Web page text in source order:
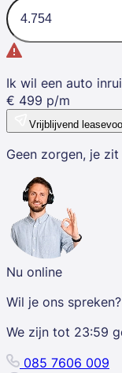
Ik wil een auto
€ 499 p/m
Vrijblijvend
Geen zorgen, je
Nu online
Wil je ons spreken?
We zijn tot 23:59
085 7606 009